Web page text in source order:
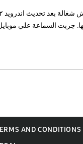
جربت السماعة علي
AND CONDITIONS